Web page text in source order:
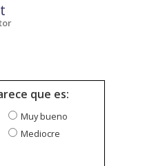
que es:
Muy bueno
Mediocre